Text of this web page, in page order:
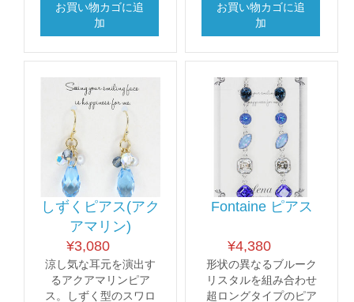
お買い物カゴに追
加
お買い物カゴに追
加
しずくピアス(アク
アマリン)
¥3,080
涼し気な耳元を演出す
るアクアマリンピア
ス。しずく型のスワロ
Fontaine ピアス
¥4,380
形状の異なるブルーク
リスタルを組み合わせ
超ロングタイプのピア